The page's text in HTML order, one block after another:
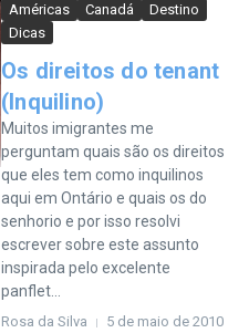
Américas Canadá
Destino
Dicas
Os direitos do tenant
(Inquilino)
Muitos imigrantes me
perguntam quais são os direitos
que eles tem como inquilinos
aqui em Ontário e quais os do
senhorio e por isso resolvi
escrever sobre este assunto
inspirada pelo excelente
panflet...
Rosa da Silva 5 de maio de 2010